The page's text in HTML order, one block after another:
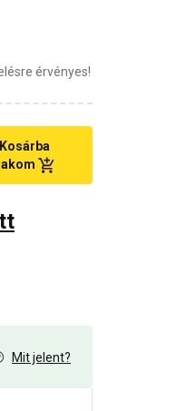
érvényes!
Kosárba
Mit jelent?